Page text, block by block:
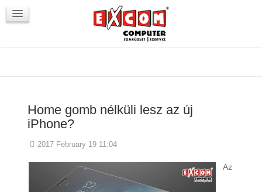
VörösmartyKOCKA
Home gomb nélküli lesz az új
iPhone?
2017 February 19 11:04
Az